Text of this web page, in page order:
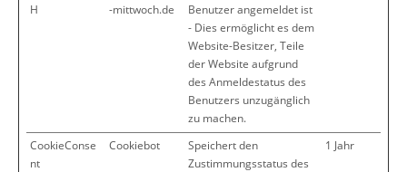
H
-mittwoch.de
Benutzer angemeldet ist
- Dies ermöglicht es dem
Website-Besitzer, Teile
der Website aufgrund
des Anmeldestatus des
Benutzers unzugänglich
zu machen.
CookieConse
nt
Cookiebot
Speichert den
Zustimmungsstatus des
1 Jahr